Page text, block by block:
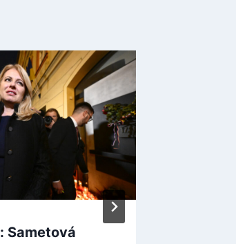
Sametová